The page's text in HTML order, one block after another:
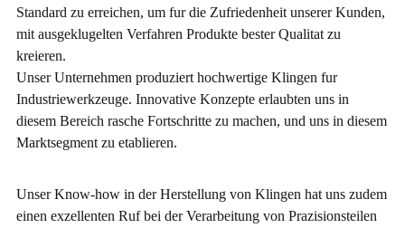
Standard zu erreichen, um fur die Zufriedenheit unserer Kunden,
mit ausgeklugelten Verfahren Produkte bester Qualitat zu
kreieren.
Unser Unternehmen produziert hochwertige Klingen fur
Industriewerkzeuge. Innovative Konzepte erlaubten uns in
diesem Bereich rasche Fortschritte zu machen, und uns in diesem
Marktsegment zu etablieren.
Unser Know-how in der Herstellung von Klingen hat uns zudem
einen exzellenten Ruf bei der Verarbeitung von Prazisionsteilen